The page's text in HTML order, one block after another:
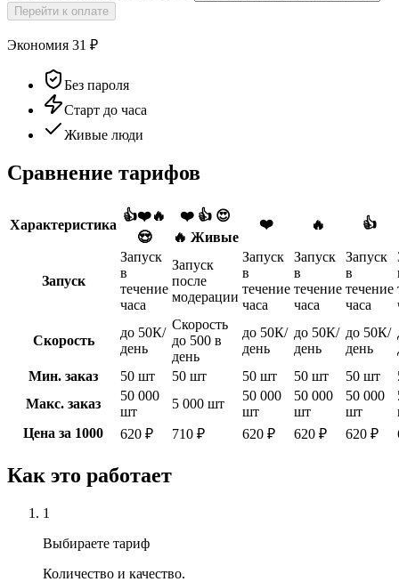
Перейти к оплате
Экономия 31 ₽
Без пароля
Старт до часа
Живые люди
Сравнение тарифов
Характеристика
👍❤️🔥
😍
❤️ 👍 😍
🔥 Живые
❤️ 🔥 👍
Запуск
Запуск
в
течение
часа
Запуск
после
модерации
Запуск
в
течение
часа
Запуск
в
течение
часа
Запуск
в
течение
часа
Скорость
до 50К/
день
Скорость
до 500 в
день
до 50К/
день
до 50К/
день
до 50К/
день
Мин. заказ
50 шт 50 шт 50 шт 50 шт 50 шт
Макс. заказ
50 000
шт
5 000 шт
50 000
шт
50 000
шт
50 000
шт
Цена за 1000
620 ₽ 710 ₽ 620 ₽ 620 ₽ 620 ₽
Как это работает
1
Выбираете тариф
Количество и качество.